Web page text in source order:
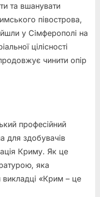
та вшанувати
півострова,
у Сімферополі на
цілісності
чинити опір
професійний
для здобувачів
Криму. Як це
яка
викладці «Крим – це